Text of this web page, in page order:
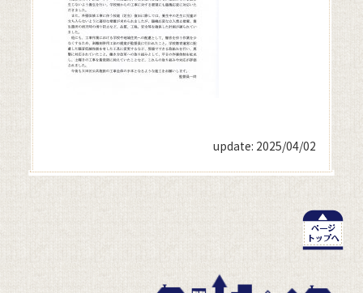
update: 2025/04/02